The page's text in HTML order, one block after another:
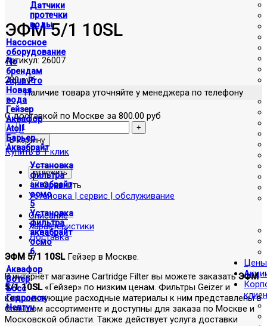
Датчики
протечки
воды
Насосное
оборудование
По
брендам
Aqua Pro
Новая
вода
Гейзер
Аквафор
Atoll
Барьер
Аквабрайт
Установка
фильтра
аквабрайт
осмо
5
Установка
фильтра
аквабрайт
осмо
6
Аквафор
Вотер
Босс
Гидролок
Нептун
Цены
ЭФМ 5/1 10SL
Артикул: 26007
280 руб
Наличие товара уточняйте у менеджера по телефону
С доставкой по Москве за 800.00 руб
Купить в 1 клик
отложить
Сравнить
Установка | сервис | обслуживание
Описание
Характеристики
Доставка
ЭФМ 5/1 10SLГейзер в Москве.
В интернет магазине Cartridge Filter вы можете заказатьЭФМ
5/1 10SL«Гейзер» по низким ценам. Фильтры Geizer и
комплектующие расходные материалы к ним представлены в
большом ассортименте и доступны для заказа по Москве и
Московской области. Также действует услуга доставки